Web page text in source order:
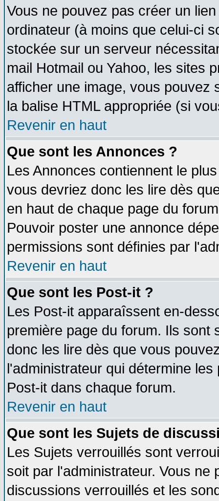
Vous ne pouvez pas créer un
ordinateur (à moins que celui-ci
stockée sur un serveur
mail Hotmail ou Yahoo, les sites
afficher une image, vous pouvez
la balise HTML appropriée (si
Revenir en haut
Que sont les Annonces ?
Les Annonces contiennent le
vous devriez donc les lire dès
en haut de chaque page du
Pouvoir poster une annonce
permissions sont définies par
Revenir en haut
Que sont les Post-it ?
Les Post-it apparaîssent en-
première page du forum. Ils
donc les lire dès que vous
l'administrateur qui détermine
Post-it dans chaque forum.
Revenir en haut
Que sont les Sujets de
Les Sujets verrouillés sont
soit par l'administrateur. Vous
discussions verrouillés et les